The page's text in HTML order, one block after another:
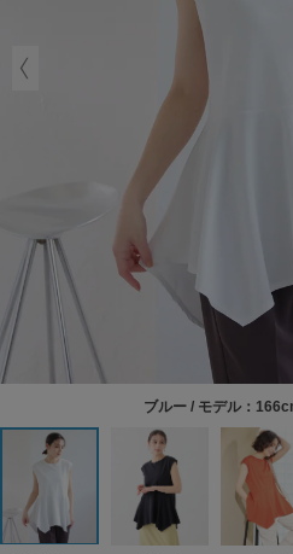
ブルー / モデル：